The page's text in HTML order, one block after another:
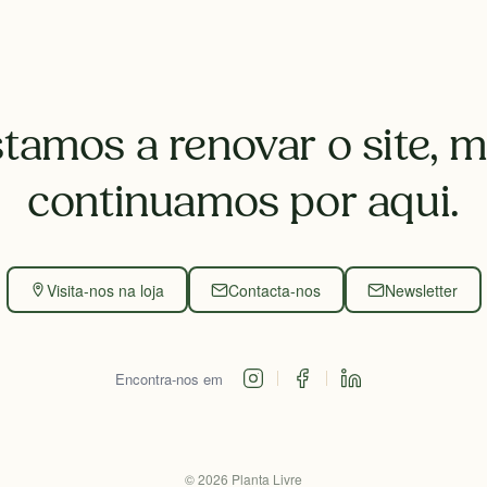
a renovar o site,
continuamos por aqui.
Visita-nos na loja Contacta-nos Newsletter
Encontra-nos em
©2026 Planta Livre